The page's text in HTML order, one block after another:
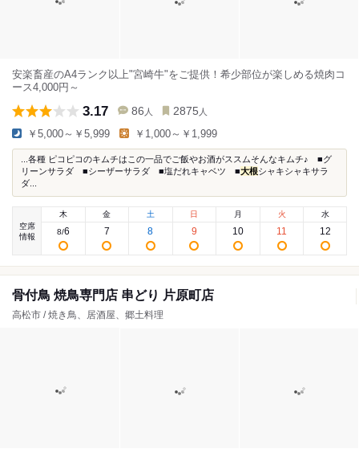
安楽畜産のA4ランク以上"宮崎牛"をご提供！希少部位が楽しめる焼肉コ
ース4,000円～
3.17 86 人 2875 人
￥5,000～￥5,999 ￥1,000～￥1,999
...各種 ピコピコのキムチはこの一品でご飯やお酒がススムそんなキムチ♪ ■グ
リーンサラダ ■シーザーサラダ ■塩だれキャベツ ■大根シャキシャキサラ
ダ...
空席
情報
木
8/6
金
7
土
8
日
9
月
10
火
11
水
12
骨付鳥 焼鳥専門店 串どり 片原町店
高松市 / 焼き鳥、居酒屋、郷土料理